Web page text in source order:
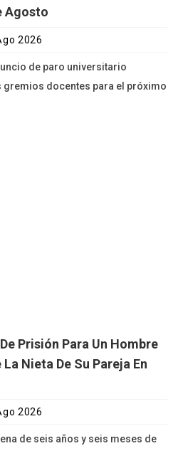
Agosto
2026
de paro universitario
docentes para el próximo
Prisión Para Un Hombre
Nieta De Su Pareja En
2026
de seis años y seis meses de